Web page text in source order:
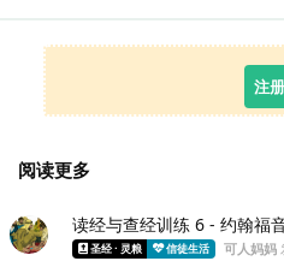
注册
阅读更多
读经与查经训练 6 - 约翰福
圣经 · 灵粮 信徒生活 可人妈妈